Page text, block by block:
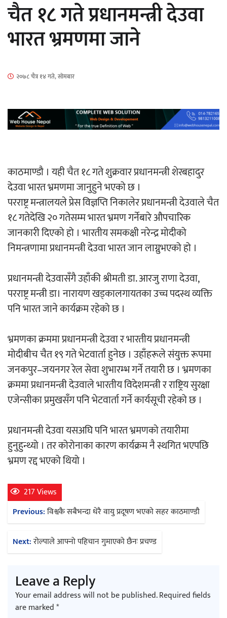
हलमा छैन ‘गौँथली’को टिकट
‘आइतबारको अफिस’ को परिचर्चा सम्पन्न
अर्जुन चन्द्रको ‘संवेदनाका प्रतिध्वनि’
मुक्तकसङ्ग्रह लोकार्पण
‘दुर्गा’ निर्माण गर्दै सम्राट
चलचित्र ‘माया भनेकै यस्तो होला’को शीर्ष गीत
सार्वजनिक
काठमाडौं युथ कन्क्लेभ २०२६ भव्यताका साथ
सम्पन्न
गीति एल्बम ‘जागृति’ लोकार्पण
सिरानचोक गाउँपालिका पूर्व अध्यक्ष गुरुङलाई
चैत १८ गते प्रधानमन्त्री देउवा
भारत भ्रमणमा जाने
२०७८ चैत्र १४ गते, सोमबार
काठमाण्डौ । यही चैत १८ गते शुक्रवार प्रधानमन्त्री शेरबहादुर
देउवा भारत भ्रमणमा जानुहुने भएको छ ।
परराष्ट्र मन्त्रालयले प्रेस विज्ञप्ति निकालेर प्रधानमन्त्री देउवाले चैत
१८ गतेदेखि २० गतेसम्म भारत भ्रमण गर्नेबारे औपचारिक
जानकारी दिएको हो । भारतीय समकक्षी नरेन्द्र मोदीको
निमन्त्रणामा प्रधानमन्त्री देउवा भारत जान लाग्नुभएको हो ।
प्रधानमन्त्री देउवासँगै उहाँकी श्रीमती डा. आरजु राणा देउवा,
परराष्ट्र मन्त्री डा। नारायण खड्कालगायतका उच्च पदस्थ व्यक्ति
पनि भारत जाने कार्यक्रम रहेको छ ।
भ्रमणका क्रममा प्रधानमन्त्री देउवा र भारतीय प्रधानमन्त्री
मोदीबीच चैत १९ गते भेटवार्ता हुनेछ । उहाँहरूले संयुक्त रूपमा
जनकपुर–जयनगर रेल सेवा शुभारम्भ गर्ने तयारी छ । भ्रमणका
क्रममा प्रधानमन्त्री देउवाले भारतीय विदेशमन्त्री र राष्ट्रिय सुरक्षा
एजेन्सीका प्रमुखसँग पनि भेटवार्ता गर्ने कार्यसूची रहेको छ ।
प्रधानमन्त्री देउवा यसअघि पनि भारत भ्रमणको तयारीमा
हुनुहुन्थ्यो । तर कोरोनाका कारण कार्यक्रम नै स्थगित भएपछि
भ्रमण रद्द भएको थियो ।
217 Views
Post
navigation
Previous:विश्वकै सबैभन्दा धेरै वायु प्रदूषण भएको सहर काठमाण्डौ
Next:रोल्पाले आफ्नो पहिचान गुमाएको छैनः प्रचण्ड
Leave a Reply
Your email address will not be published.Required fields
are marked*